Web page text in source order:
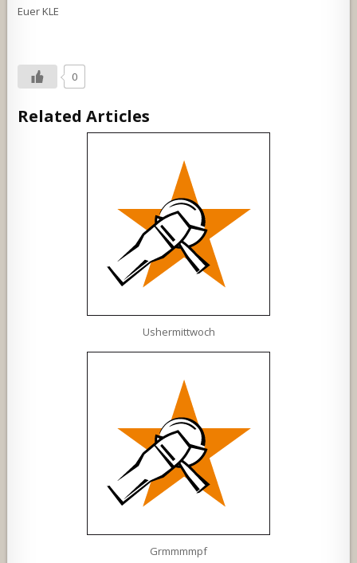
Euer KLE
0
Related Articles
Ushermittwoch
Grmmmmpf